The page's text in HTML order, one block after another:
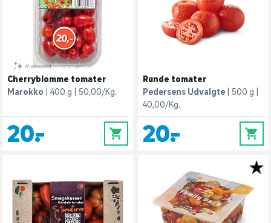
Cherryblomme tomater
Marokko
400 g 50,00/Kg.
20,- 0
Runde tomater
Pedersens Udvalgte
500 g
40,00/Kg.
20,- 0